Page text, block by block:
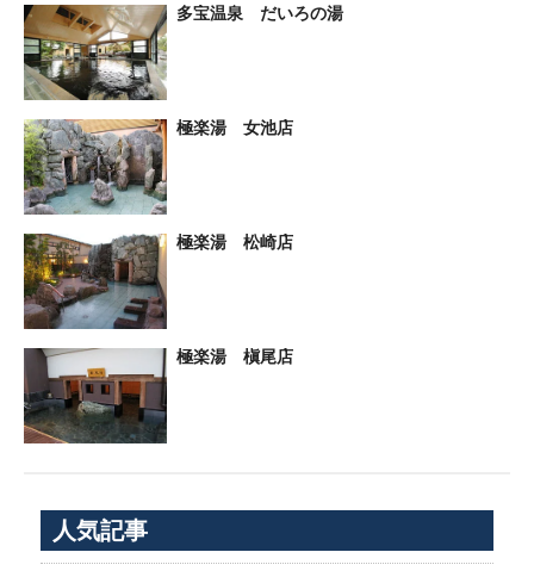
多宝温泉 だいろの湯
極楽湯 女池店
極楽湯 松崎店
極楽湯 槇尾店
人気記事